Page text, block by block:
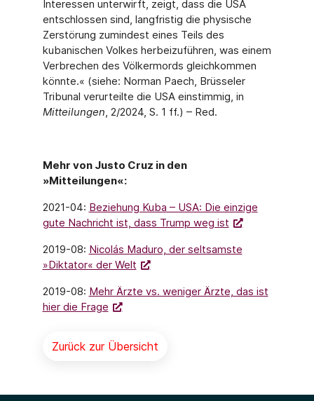
Interessen unterwirft, zeigt, dass die USA
entschlossen sind, langfristig die physische
Zerstörung zumindest eines Teils des
kubanischen Volkes herbeizuführen, was einem
Verbrechen des Völkermords gleichkommen
könnte.« (siehe: Norman Paech, Brüsseler
Tribunal verurteilte die USA einstimmig, in
Mitteilungen, 2/2024, S. 1 ff.) – Red.
Mehr von Justo Cruz in den
»Mitteilungen«:
2021-04: Beziehung Kuba – USA: Die einzige
gute Nachricht ist, dass Trump weg ist
2019-08: Nicolás Maduro, der seltsamste
»Diktator« der Welt
2019-08: Mehr Ärzte vs. weniger Ärzte, das ist
hier die Frage
Zurück zur Übersicht